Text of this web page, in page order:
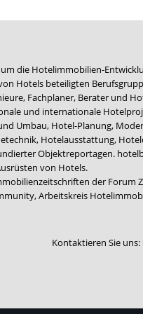
die Hotelimmobilien-
Hotels beteiligten
Fachplaner, Berater und
und internationale
Umbau, Hotel-Planung,
Hotelausstattung,
Objektreportagen.
von Hotels.
der Forum
,Arbeitskreis
Kontaktieren Sie uns: